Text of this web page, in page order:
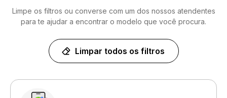
Limpe os filtros ou converse com um dos nossos atendentes
para te ajudar a encontrar o modelo que você procura.
Limpar todos os filtros